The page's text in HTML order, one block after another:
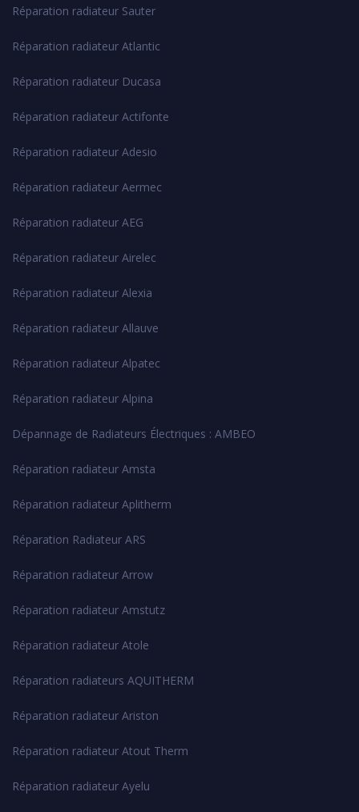
Réparation radiateur Sauter
Réparation radiateur Atlantic
Réparation radiateur Ducasa
Réparation radiateur Actifonte
Réparation radiateur Adesio
Réparation radiateur Aermec
Réparation radiateur AEG
Réparation radiateur Airelec
Réparation radiateur Alexia
Réparation radiateur Allauve
Réparation radiateur Alpatec
Réparation radiateur Alpina
Dépannage de Radiateurs Électriques : AMBEO
Réparation radiateur Amsta
Réparation radiateur Aplitherm
Réparation Radiateur ARS
Réparation radiateur Arrow
Réparation radiateur Amstutz
Réparation radiateur Atole
Réparation radiateurs AQUITHERM
Réparation radiateur Ariston
Réparation radiateur Atout Therm
Réparation radiateur Ayelu